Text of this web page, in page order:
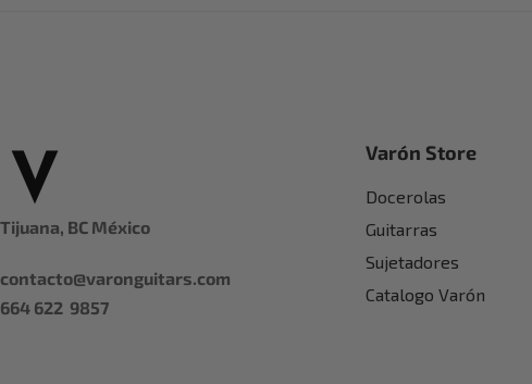
Tijuana, BC México
contacto@varonguitars.com
664 622 9857
Varón Store
Docerolas
Guitarras
Sujetadores
Catalogo Varón